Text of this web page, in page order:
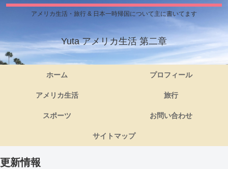
アメリカ生活・旅行 & 日本一時帰国について主に書いてます
Yuta アメリカ生活 第二章
ホーム プロフィール
アメリカ生活 旅行
スポーツ お問い合わせ
サイトマップ
更新情報